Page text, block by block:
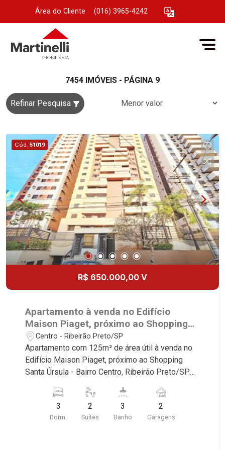
Área do Cliente (016) 3965-4242
7454 IMÓVEIS - PÁGINA 9
Refinar Pesquisa
Cód. 51019
R$ 650.000,00 V
Apartamento à venda no Edifício
Maison Piaget, próximo ao Shopping
Santa Úrsula - Ribeirão Preto/SP.
Centro - Ribeirão Preto/SP
Apartamento com 125m² de área útil à venda no
Edifício Maison Piaget, próximo ao Shopping
Santa Úrsula - Bairro Centro, Ribeirão Preto/SP.
Martinelli Imobiliária selecionou para você: -
125m² de área útil - 3 dormitórios com armários,
sendo 2 suítes - Sala 3 ambientes - Lavabo -
3
Dorm.
2
Suítes
3
Banho
2
Garagens